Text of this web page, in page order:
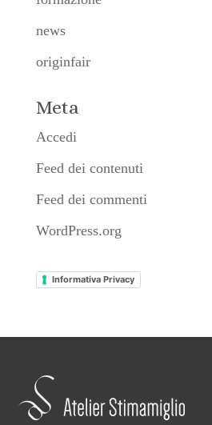
news
originfair
Meta
Accedi
Feed dei contenuti
Feed dei commenti
WordPress.org
Informativa Privacy